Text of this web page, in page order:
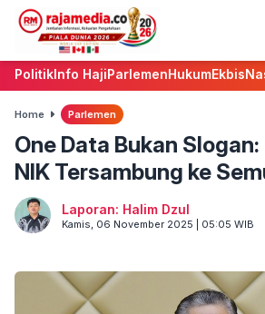
PolitikInfo HajiParlemenHukumEkbis
Home Parlemen
One Data Bukan
NIK Tersambung ke
Laporan: Halim Dzul
Kamis, 06 November 2025 | 05:05 WIB